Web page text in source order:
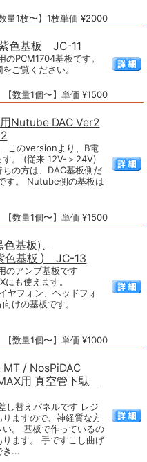
数量1枚〜】1枚単価 ¥2000
色基板 JC-11
PCM1704基板です。
ご覧ください。
【数量1個〜】単価 ¥1500
Nutube DAC Ver2
このversionより、B電
す。 (従来 12V-＞24V)
の方は、DAC基板側だ
す。 Nutube側の基板は
【数量1個〜】単価 ¥1500
基板)、
色基板 ) JC-13
のアンプ基板です
も使えます。
ヤフォン、ヘッドフォ
けの基板です。
【数量1個〜】単価 ¥1000
/ NosPiDAC
用 真空管下駄
し替えパネルです レジ
ますので、神経質な方
。 基板で作っているの
ます。 手ですこし曲げ
き...